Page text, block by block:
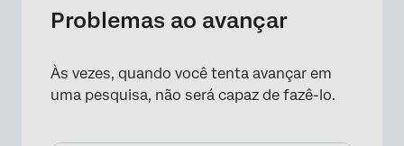
Problemas ao avançar
Às vezes, quando você tenta avançar em
uma pesquisa, não será capaz de fazê-lo.